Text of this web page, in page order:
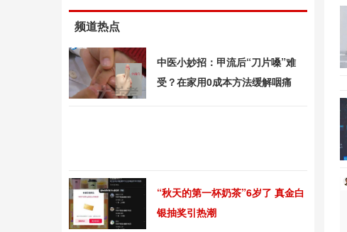
频道热点
中医小妙招：甲流后“刀片嗓”难
受？在家用0成本方法缓解咽痛
“秋天的第一杯奶茶”6岁了 真金白
银抽奖引热潮